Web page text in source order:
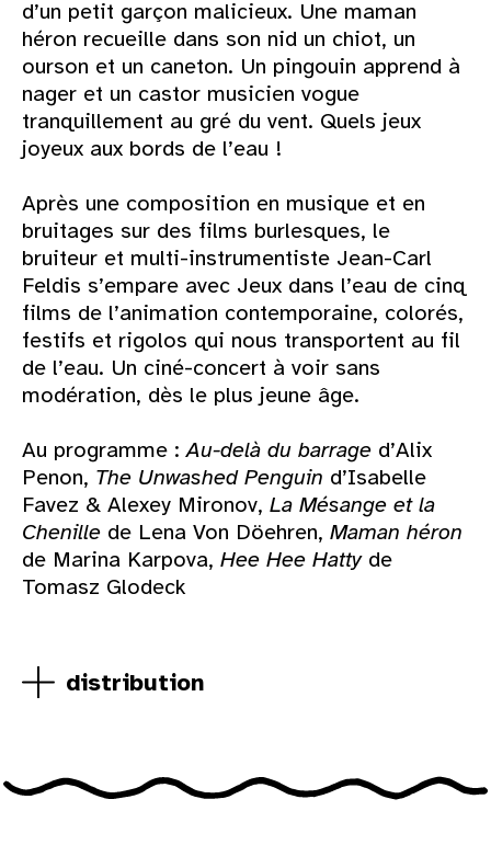
d’un petit garçon malicieux. Une maman
héron recueille dans son nid un chiot, un
ourson et un caneton. Un pingouin apprend à
nager et un castor musicien vogue
tranquillement au gré du vent. Quels jeux
joyeux aux bords de l’eau !
Après une composition en musique et en
bruitages sur des films burlesques, le
bruiteur et multi-instrumentiste Jean-Carl
Feldis s’empare avec Jeux dans l’eau de cinq
films de l’animation contemporaine, colorés,
festifs et rigolos qui nous transportent au fil
de l’eau. Un ciné-concert à voir sans
modération, dès le plus jeune âge.
Au programme :Au-delà du barrage d’Alix
Penon, The Unwashed Penguin d’Isabelle
Favez & Alexey Mironov, La Mésange et la
Chenille de Lena Von Döehren, Maman héron
de Marina Karpova, Hee Hee Hattyde
Tomasz Glodeck
distribution